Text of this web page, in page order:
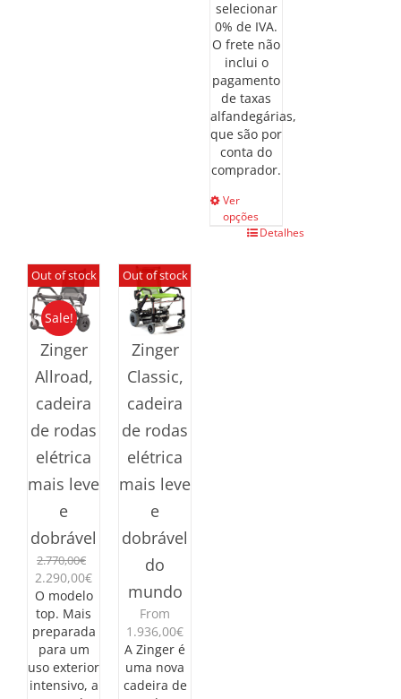
selecionar
0% de IVA.
O frete não
inclui o
pagamento
de taxas
alfandegárias,
que são por
conta do
comprador.
Ver
opções
ThisDetalhes
Out of stock
Sale!
Zinger
Allroad,
cadeira
de rodas
elétrica
mais leve
e
dobrável
2.770,00€
O
preço
original
era:
2.770,00€.
2.290,00€O
preço
é:
2.290,00€.
O modelo
top. Mais
preparada
para um
uso exterior
intensivo, a
Out of stock
Zinger
Classic,
cadeira
de rodas
elétrica
mais leve
e
dobrável
do
mundo
From
1.936,00€
A Zinger é
uma nova
cadeira de